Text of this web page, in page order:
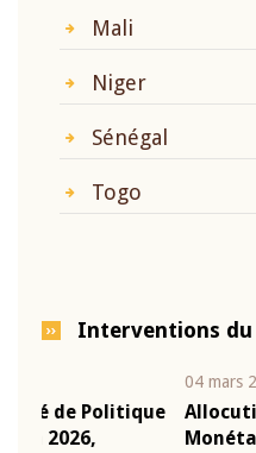
Mali
Niger
Sénégal
Togo
Interventions du
Allocution
Monétaire de la